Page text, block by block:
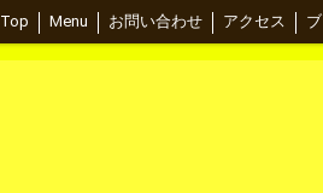
Top Menu お問い合わせ アクセス